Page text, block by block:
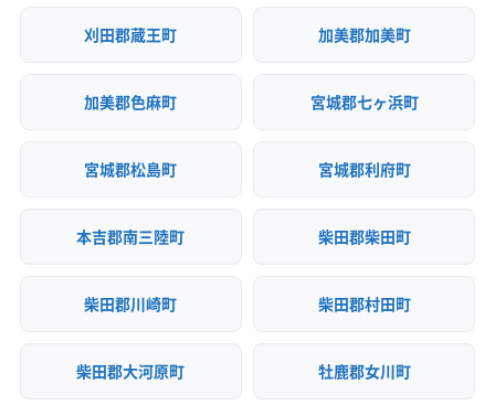
刈田郡蔵王町 加美郡加美町
加美郡色麻町 宮城郡七ヶ浜町
宮城郡松島町 宮城郡利府町
本吉郡南三陸町 柴田郡柴田町
柴田郡川崎町 柴田郡村田町
柴田郡大河原町 牡鹿郡女川町